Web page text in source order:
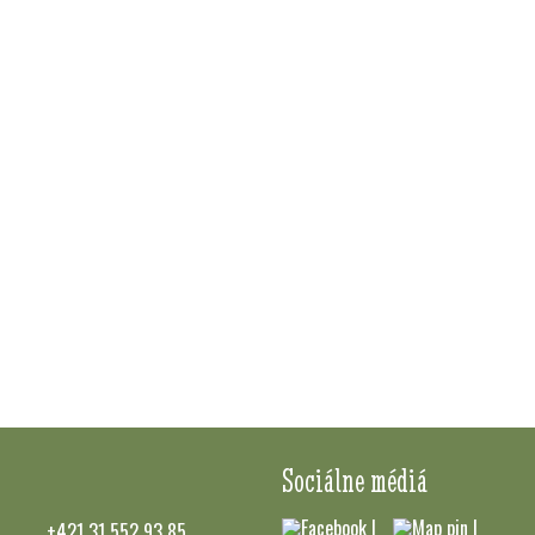
Sociálne médiá